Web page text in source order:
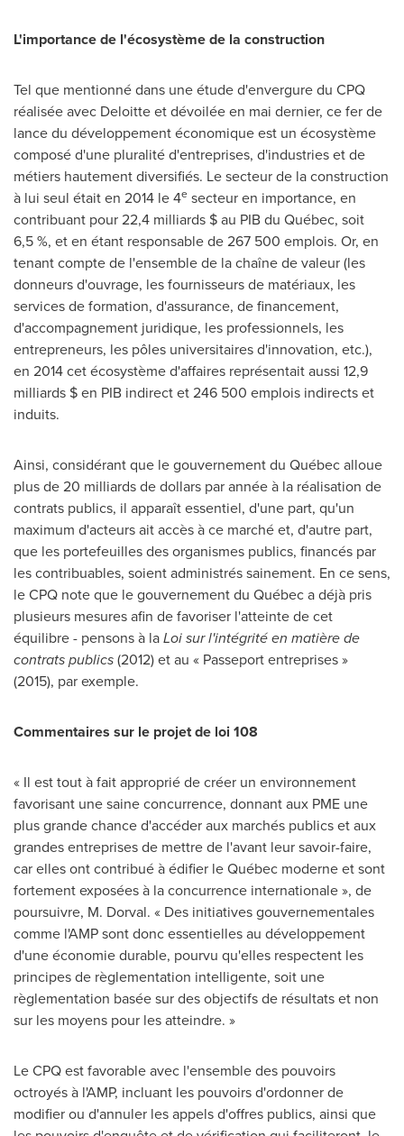
L'importance de l'écosystème de la construction
Tel que mentionné dans une étude d'envergure du CPQ
réalisée avec Deloitte et dévoilée en mai dernier, ce fer de
lance du développement économique est un écosystème
composé d'une pluralité d'entreprises, d'industries et de
métiers hautement diversifiés. Le secteur de la construction
à lui seul était en 2014 le 4e secteur en importance, en
contribuant pour 22,4 milliards $ au PIB du Québec, soit
6,5 %, et en étant responsable de 267 500 emplois. Or, en
tenant compte de l'ensemble de la chaîne de valeur (les
donneurs d'ouvrage, les fournisseurs de matériaux, les
services de formation, d'assurance, de financement,
d'accompagnement juridique, les professionnels, les
entrepreneurs, les pôles universitaires d'innovation, etc.),
en 2014 cetécosystème d'affaires représentait aussi 12,9
milliards $ en PIB indirect et 246 500 emplois indirects et
induits.
Ainsi, considérant que le gouvernement du Québec alloue
plus de 20 milliards de dollars par année à la réalisation de
contrats publics, il apparaît essentiel, d'une part, qu'un
maximum d'acteurs ait accès à ce marché et, d'autre part,
que les portefeuilles des organismes publics, financés par
les contribuables, soient administrés sainement. En ce sens,
le CPQ note que le gouvernement du Québec a déjà pris
plusieurs mesures afin de favoriser l'atteinte de cet
équilibre - pensons à laLoi sur l'intégrité en matière de
contrats publics(2012) etau « Passeport entreprises »
(2015), par exemple.
Commentaires sur le projet de loi 108
« Il est tout à fait approprié de créer un environnement
favorisant une saine concurrence, donnant aux PME une
plus grande chance d'accéder aux marchés publics et aux
grandes entreprises de mettre de l'avant leur savoir-faire,
car elles ont contribué à édifier le Québec moderne et sont
fortement exposées à la concurrence internationale », de
poursuivre, M. Dorval. « Des initiatives gouvernementales
comme l'AMP sont donc essentielles au développement
d'une économie durable, pourvu qu'elles respectent les
principes de règlementation intelligente, soit une
règlementation basée sur des objectifs de résultats et non
sur les moyens pour les atteindre. »
Le CPQ est favorable avec l'ensemble des pouvoirs
octroyés à l'AMP, incluant les pouvoirs d'ordonner de
modifier ou d'annuler les appels d'offres publics, ainsi que